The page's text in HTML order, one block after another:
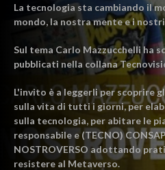
La tecnologia sta cambiando il
mondo, la nostra mente e i
Sul tema Carlo Mazzucchelli ha
pubblicati nella collana
L'invito è a leggerli per scoprire
sulla vita di tutti i giorni, per
sulla tecnologia, per abitare le
responsabile e (TECNO)
NOSTROVERSO adottando
resistere al Metaverso.